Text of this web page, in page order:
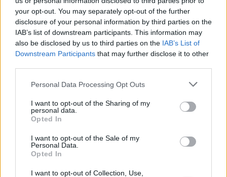
your opt-out. You may separately opt-out of the further
disclosure of your personal information by third parties on the
IAB’s list of downstream participants. This information may
also be disclosed by us to third parties on the IAB’s List of
Downstream Participants that may further disclose it to other
Personal Data Processing Opt Outs
I want to opt-out of the Sharing of my
personal data.
Opted In
I want to opt-out of the Sale of my
Personal Data.
Opted In
I want to opt-out of Collection, Use,
Chanteurs :
Mimoza
Albums : Love for Days [Single]
Paroles + Traduction Téléchargement
Vidéos
Pour prolonger le plaisir musical :
Vous aimez chanter, apprenez la guitare chez